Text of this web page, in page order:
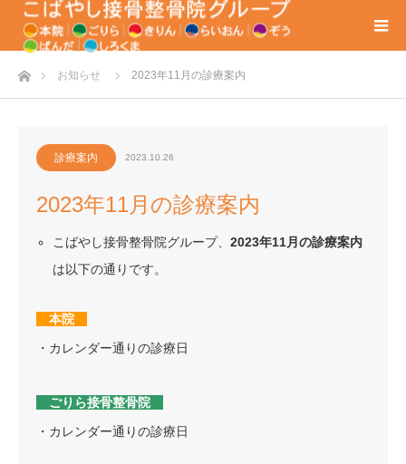
ホームお知らせ 2023年11月の診療案内
診療案内 2023.10.26
2023年11月の診療案内
こばやし接骨整骨院グループ、2023年11月の診療案内
は以下の通りです。
本院
・カレンダー通りの診療日
ごりら接骨整骨院
・カレンダー通りの診療日